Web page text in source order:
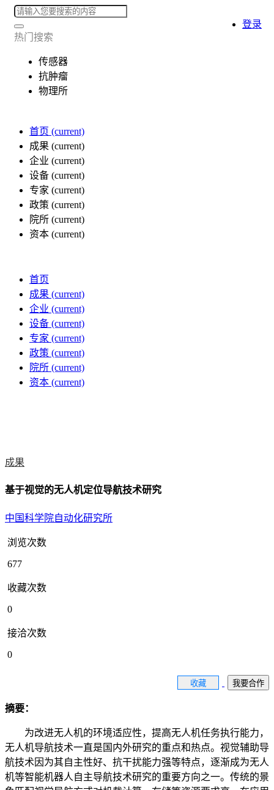
热门搜索
传感器
抗肿瘤
物理所
首页 (current)
成果 (current)
企业 (current)
设备 (current)
专家 (current)
政策 (current)
院所 (current)
资本 (current)
登录
首页
成果 (current)
企业 (current)
设备 (current)
专家 (current)
政策 (current)
院所 (current)
资本 (current)
成果
基于视觉的无人机定位导航技术研究
中国科学院自动化研究所
浏览次数
677
收藏次数
0
接洽次数
0
收藏 我要合作
摘要：
为改进无人机的环境适应性，提高无人机任务执行能力，
无人机导航技术一直是国内外研究的重点和热点。视觉辅助导
航技术因为其自主性好、抗干扰能力强等特点，逐渐成为无人
机等智能机器人自主导航技术研究的重要方向之一。传统的景